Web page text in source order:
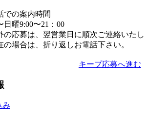
での案内時間
曜9:00〜21：00
応募は、翌営業日に順次ご連絡いた
場合は、折り返しお電話下さい。
キープ応募へ進む
み